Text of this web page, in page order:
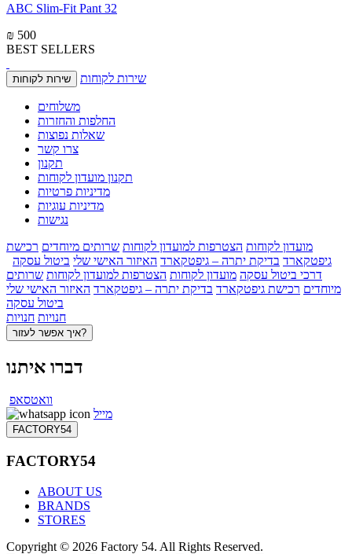
ABC Slim-Fit Pant 32
₪ 500
BEST SELLERS
שירות לקוחות שירות לקוחות
משלוחים
החלפות והחזרות
שאלות נפוצות
צרו קשר
תקנון
תקנון מועדון לקוחות
מדיניות פרטיות
מדיניות עוגיות
נגישות
מועדון לקוחות הצטרפות למועדון לקוחות שרותים מיוחדים רכישת
גיפטקארד בדיקת יתרה – גיפטקארד האיזור האישי שלי ביטול עסקה
דרכי ביטול עסקה מועדון לקוחות הצטרפות למועדון לקוחות שרותים
מיוחדים רכישת גיפטקארד בדיקת יתרה – גיפטקארד האיזור האישי שלי
ביטול עסקה
חנויות חנויות
איך אפשר לעזור?
דברו איתנו
וואטסאפ
מייל
FACTORY54
FACTORY54
ABOUT US
BRANDS
STORES
Copyright © 2026 Factory 54. All Rights Reserved.